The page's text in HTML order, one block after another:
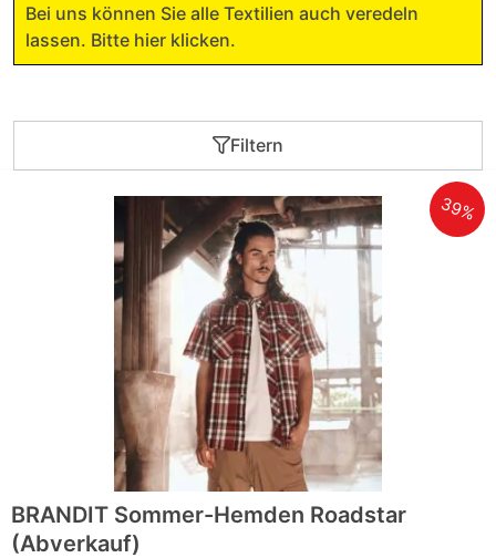
Bei uns können Sie alle Textilien auch veredeln
lassen. Bitte hier klicken.
Filtern
BRANDIT Sommer-Hemden Roadstar
(Abverkauf)
39%